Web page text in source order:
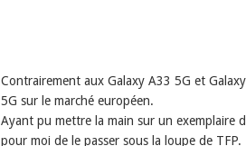
Contrairement aux Galaxy A33 5G et
5G sur le marché européen.
Ayant pu mettre la main sur un exemplaire
pour moi de le passer sous la loupe de TFP.